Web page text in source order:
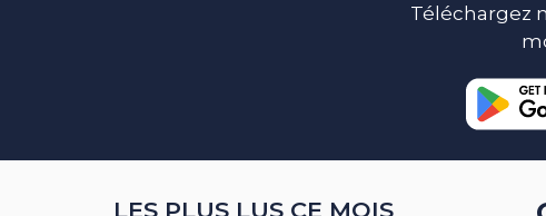
Téléchargez
LES PLUS LUS CE MOIS